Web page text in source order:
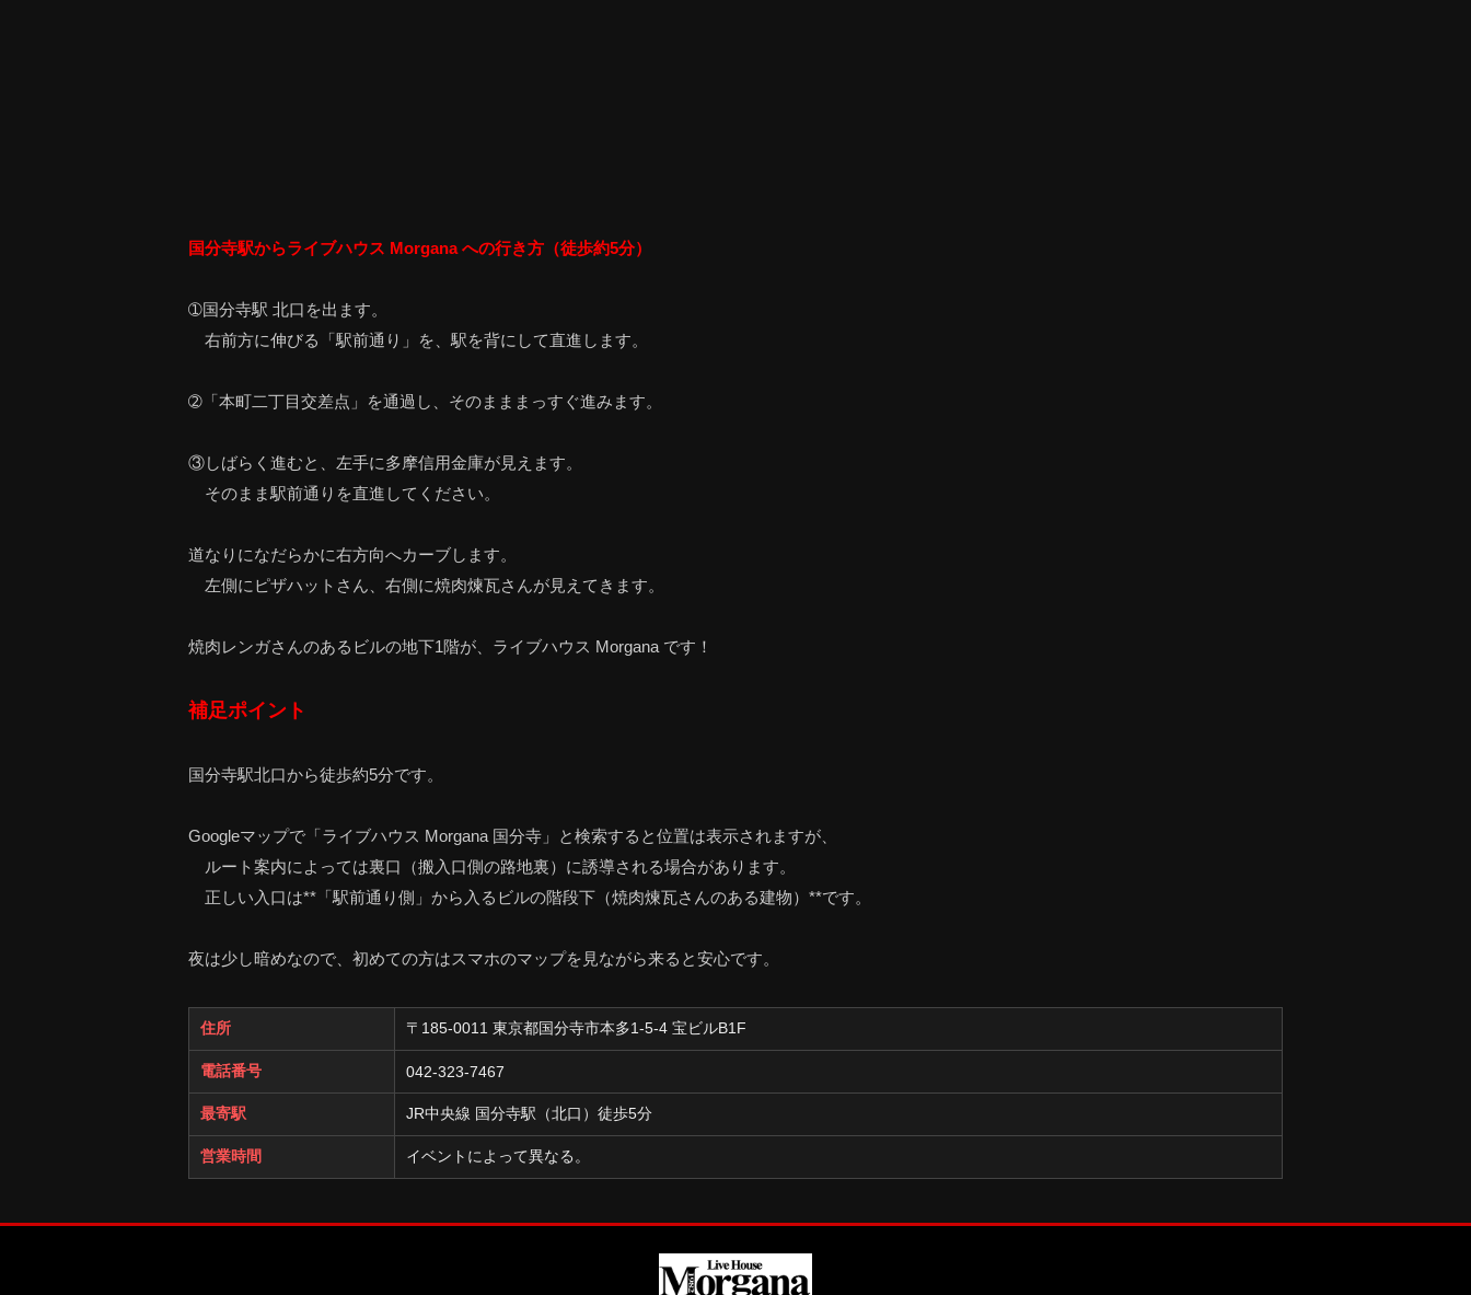
国分寺駅からライブハウス Morgana への行き方（徒歩約5分）
➀国分寺駅 北口を出ます。
右前方に伸びる「駅前通り」を、駅を背にして直進します。
➁「本町二丁目交差点」を通過し、そのまままっすぐ進みます。
③しばらく進むと、左手に多摩信用金庫が見えます。
そのまま駅前通りを直進してください。
道なりになだらかに右方向へカーブします。
左側にピザハットさん、右側に焼肉煉瓦さんが見えてきます。
焼肉レンガさんのあるビルの地下1階が、ライブハウス Morgana です！
補足ポイント
国分寺駅北口から徒歩約5分です。
Googleマップで「ライブハウス Morgana 国分寺」と検索すると位置は表示されますが、
ルート案内によっては裏口（搬入口側の路地裏）に誘導される場合があります。
正しい入口は**「駅前通り側」から入るビルの階段下（焼肉煉瓦さんのある建物）**です。
夜は少し暗めなので、初めての方はスマホのマップを見ながら来ると安心です。
住所 〒185-0011 東京都国分寺市本多1-5-4 宝ビルB1F
電話番号 042-323-7467
最寄駅 JR中央線 国分寺駅（北口）徒歩5分
営業時間 イベントによって異なる。